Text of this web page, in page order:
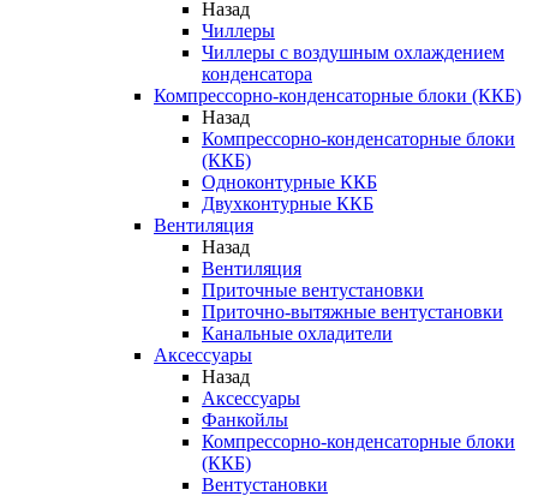
Назад
Чиллеры
Чиллеры с воздушным охлаждением
конденсатора
Компрессорно-конденсаторные блоки (ККБ)
Назад
Компрессорно-конденсаторные блоки
(ККБ)
Одноконтурные ККБ
Двухконтурные ККБ
Вентиляция
Назад
Вентиляция
Приточные вентустановки
Приточно-вытяжные вентустановки
Канальные охладители
Аксессуары
Назад
Аксессуары
Фанкойлы
Компрессорно-конденсаторные блоки
(ККБ)
Вентустановки